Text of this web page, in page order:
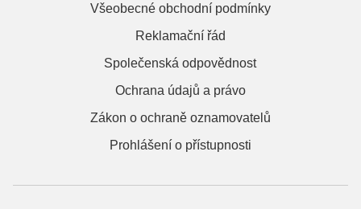
Všeobecné obchodní podmínky
Reklamační řád
Společenská odpovědnost
Ochrana údajů a právo
Zákon o ochraně oznamovatelů
Prohlášení o přístupnosti